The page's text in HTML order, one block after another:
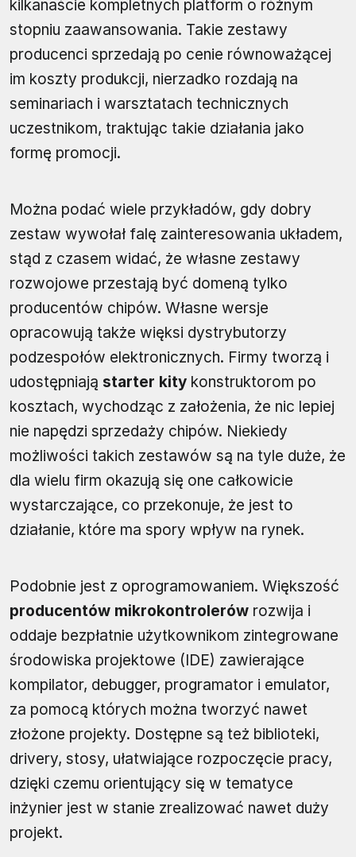
kilkanaście kompletnych platform o różnym
stopniu zaawansowania. Takie zestawy
producenci sprzedają po cenie równoważącej
im koszty produkcji, nierzadko rozdają na
seminariach i warsztatach technicznych
uczestnikom, traktując takie działania jako
formę promocji.
Można podać wiele przykładów, gdy dobry
zestaw wywołał falę zainteresowania układem,
stąd z czasem widać, że własne zestawy
rozwojowe przestają być domeną tylko
producentów chipów. Własne wersje
opracowują także więksi dystrybutorzy
podzespołów elektronicznych. Firmy tworzą i
udostępniają starter kity konstruktorom po
kosztach, wychodząc z założenia, że nic lepiej
nie napędzi sprzedaży chipów. Niekiedy
możliwości takich zestawów są na tyle duże, że
dla wielu firm okazują się one całkowicie
wystarczające, co przekonuje, że jest to
działanie, które ma spory wpływ na rynek.
Podobnie jest z oprogramowaniem. Większość
producentów mikrokontrolerów rozwija i
oddaje bezpłatnie użytkownikom zintegrowane
środowiska projektowe (IDE) zawierające
kompilator, debugger, programator i emulator,
za pomocą których można tworzyć nawet
złożone projekty. Dostępne są też biblioteki,
drivery, stosy, ułatwiające rozpoczęcie pracy,
dzięki czemu orientujący się w tematyce
inżynier jest w stanie zrealizować nawet duży
projekt.